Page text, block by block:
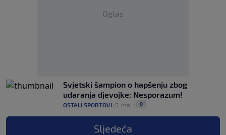
Oglas
Svjetski šampion o hapšenju zbog
udaranja djevojke: Nesporazum!
OSTALI SPORTOVI 5. maj. 0
Sljedeća